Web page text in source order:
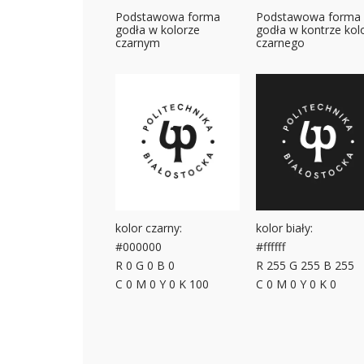
Podstawowa forma
godła w kolorze
czarnym
kolor czarny:
#000000
R 0 G 0 B 0
C 0 M 0 Y 0 K 100
Podstawowa forma
godła w kontrze
czarnego
kolor biały:
#ffffff
R 255 G 255 B 255
C 0 M 0 Y 0 K 0